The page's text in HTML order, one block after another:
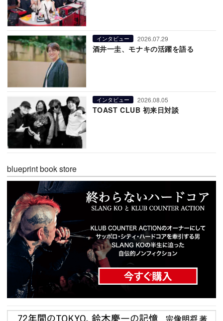
インタビュー 2026.07.29
酒井一圭、モナキの活躍を語る
インタビュー 2026.08.05
TOAST CLUB 初来日対談
blueprint book store